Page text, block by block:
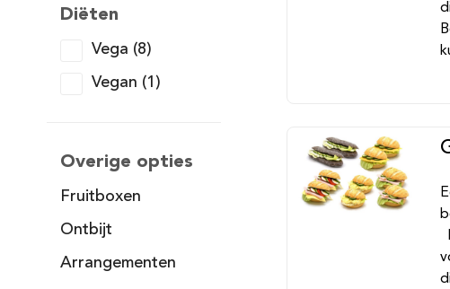
Diëten
Vega (8)
Vegan (1)
Overige opties
Fruitboxen
Ontbijt
Arrangementen